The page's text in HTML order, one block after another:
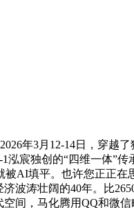
2026年3月12-14日，穿越
宸独创的“四维一体”
AI填平。也许您正正
波涛壮阔的40年。比
间，马化腾用QQ和微